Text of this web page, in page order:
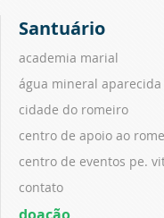
Santuário
academia marial
água mineral aparecida
cidade do romeiro
centro de apoio ao
centro de eventos pe.
contato